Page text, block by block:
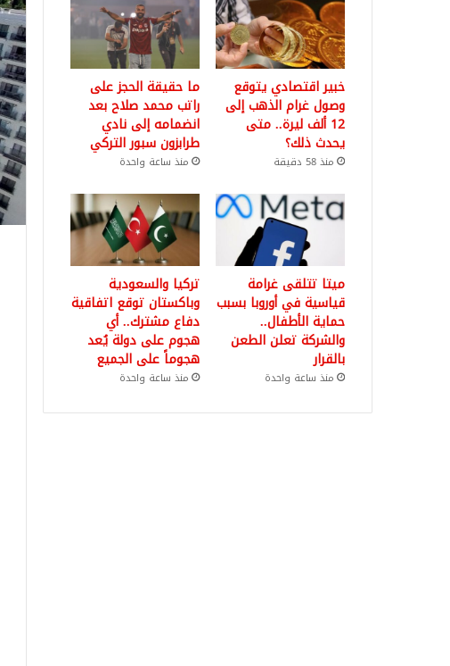
خبير اقتصادي يتوقع
وصول غرام الذهب إلى
12 ألف ليرة.. متى
يحدث ذلك؟
منذ 58 دقيقة
ما حقيقة الحجز على
راتب محمد صلاح بعد
انضمامه إلى نادي
طرابزون سبور التركي
منذ ساعة واحدة
ميتا تتلقى غرامة
قياسية في أوروبا بسبب
حماية الأطفال..
والشركة تعلن الطعن
بالقرار
منذ ساعة واحدة
تركيا والسعودية
وباكستان توقع اتفاقية
دفاع مشترك.. أي
هجوم على دولة يُعد
هجوماً على الجميع
منذ ساعة واحدة